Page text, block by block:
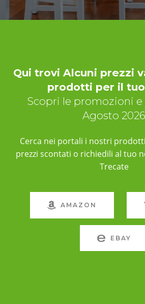
Qui trovi Alcuni prezzi
prodotti per il
Scopri le promozioni e
Agosto 2026
Cerca nei portali i nostri
prezzi scontati o richiedili al tuo
Trecate
AMAZON
EBAY